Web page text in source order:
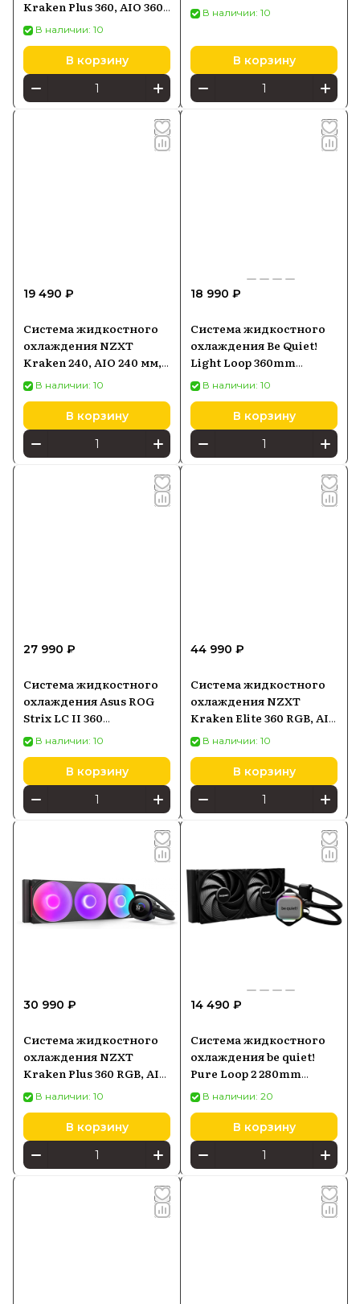
Kraken Plus 360, AIO 360
ммВ наличии: 10
В корзину
В наличии: 10
В корзину
19 490 ₽
Система жидкостного
охлаждения NZXT
Kraken 240, AIO 240 мм,
чёрная
В наличии: 10
В корзину
18 990 ₽
Система жидкостного
охлаждения Be Quiet!
Light Loop 360mm
3x120mm (BW022)
В наличии: 10
В корзину
27 990 ₽
Система жидкостного
охлаждения Asus ROG
Strix LC II 360
(90RC00F0M0UAY4)
В наличии: 10
В корзину
44 990 ₽
Система жидкостного
охлаждения NZXT
Kraken Elite 360 RGB, AIO
360 мм, LCD 2,72", белая
В наличии: 10
В корзину
30 990 ₽
Система жидкостного
охлаждения NZXT
Kraken Plus 360 RGB, AIO
360 мм, LCD 1,54", чёрная
В наличии: 10
В корзину
14 490 ₽
Система жидкостного
охлаждения be quiet!
Pure Loop 2 280mm
(BW018)
В наличии: 20
В корзину